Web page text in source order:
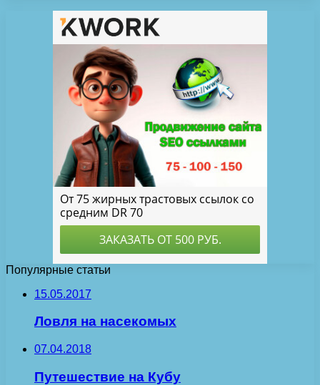
Популярные статьи
15.05.2017
Ловля на насекомых
07.04.2018
Путешествие на Кубу